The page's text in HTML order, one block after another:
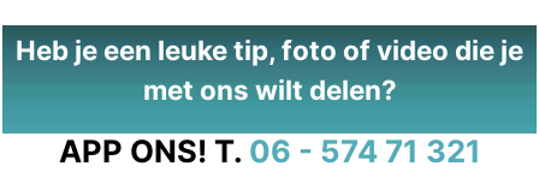
Heb je een leuke tip, foto of video die je
met ons wilt delen?
APP ONS! T. 06 - 574 71 321